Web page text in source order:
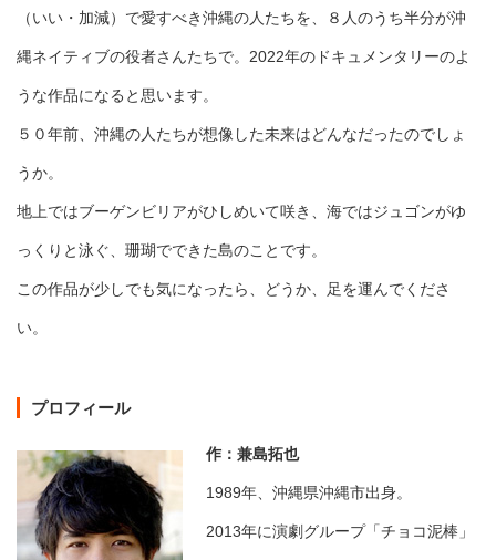
（いい・加減）で愛すべき沖縄の人たちを、８人のうち半分が沖
縄ネイティブの役者さんたちで。2022年のドキュメンタリーのよ
うな作品になると思います。
５０年前、沖縄の人たちが想像した未来はどんなだったのでしょ
うか。
地上ではブーゲンビリアがひしめいて咲き、海ではジュゴンがゆ
っくりと泳ぐ、珊瑚でできた島のことです。
この作品が少しでも気になったら、どうか、足を運んでくださ
い。
プロフィール
作：兼島拓也
1989年、沖縄県沖縄市出身。
2013年に演劇グループ「チョコ泥棒」